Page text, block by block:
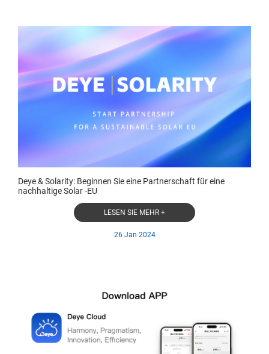
Deye & Solarity: Beginnen Sie eine Partnerschaft für eine
nachhaltige Solar -EU
LESEN SIE MEHR +
26 Jan 2024